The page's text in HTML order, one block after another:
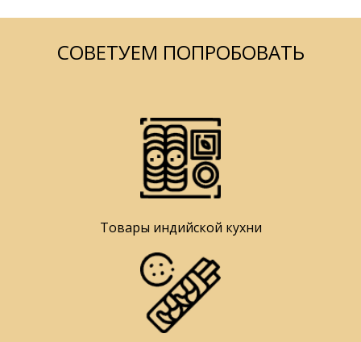
СОВЕТУЕМ ПОПРОБОВАТЬ
Товары индийской кухни